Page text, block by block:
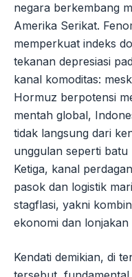
negara berkembang
Amerika Serikat.
memperkuat indeks
tekanan depresiasi
kanal komoditas:
Hormuz berpotensi
mentah global,
tidak langsung dari
unggulan seperti batu
Ketiga, kanal
pasok dan logistik
stagflasi, yakni
ekonomi dan lonjakan
Kendati demikian, di